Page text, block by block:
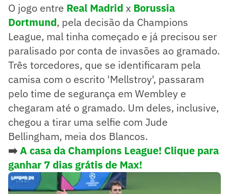
O jogo entre Real Madrid x Borussia
Dortmund, pela decisão da Champions
League, mal tinha começado e já precisou ser
paralisado por conta de invasões ao gramado.
Três torcedores, que se identificaram pela
camisa com o escrito 'Mellstroy', passaram
pelo time de segurança em Wembley e
chegaram até o gramado. Um deles, inclusive,
chegou a tirar uma selfie com Jude
Bellingham, meia dos Blancos.
➡️A casa da Champions League! Clique para
ganhar 7 dias grátis de Max!